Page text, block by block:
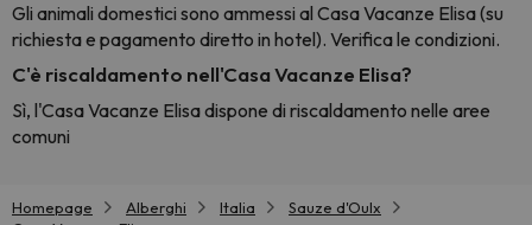
Gli animali domestici sono ammessi al Casa Vacanze Elisa (su
richiesta e pagamento diretto in hotel). Verifica le condizioni.
C'è riscaldamento nell'Casa Vacanze Elisa?
Sì, l'Casa Vacanze Elisa dispone di riscaldamento nelle aree
comuni
Homepage Alberghi Italia
Sauze d'Oulx